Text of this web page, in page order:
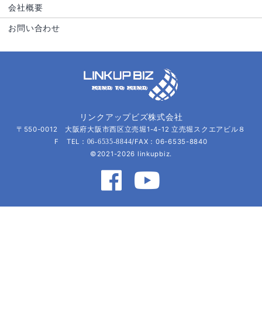
会社概要
お問い合わせ
リンクアップビズ株式会社
〒550-0012 大阪府大阪市西区立売堀1-4-12 立売堀スクエアビル８
F TEL： 06-6535-8844/FAX：06-6535-8840
©2021-2026 linkupbiz.